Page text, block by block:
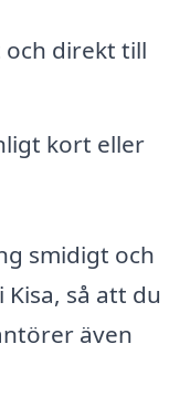
direkt till
kort eller
smidigt och
så att du
även